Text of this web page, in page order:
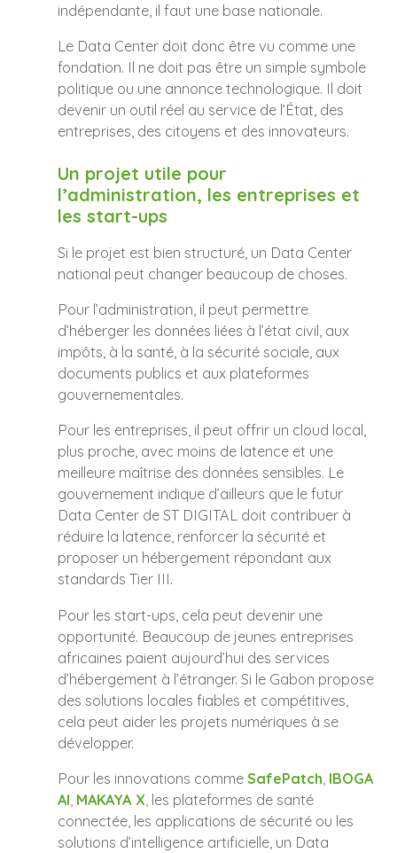
indépendante, il faut une base nationale.
Le Data Center doit donc être vu comme une
fondation. Il ne doit pas être un simple symbole
politique ou une annonce technologique. Il doit
devenir un outil réel au service de l’État, des
entreprises, des citoyens et des innovateurs.
Un projet utile pour
l’administration, les entreprises et
les start-ups
Si le projet est bien structuré, un Data Center
national peut changer beaucoup de choses.
Pour l’administration, il peut permettre
d’héberger les données liées à l’état civil, aux
impôts, à la santé, à la sécurité sociale, aux
documents publics et aux plateformes
gouvernementales.
Pour les entreprises, il peut offrir un cloud local,
plus proche, avec moins de latence et une
meilleure maîtrise des données sensibles. Le
gouvernement indique d’ailleurs que le futur
Data Center de ST DIGITAL doit contribuer à
réduire la latence, renforcer la sécurité et
proposer un hébergement répondant aux
standards Tier III.
Pour les start-ups, cela peut devenir une
opportunité. Beaucoup de jeunes entreprises
africaines paient aujourd’hui des services
d’hébergement à l’étranger. Si le Gabon propose
des solutions locales fiables et compétitives,
cela peut aider les projets numériques à se
développer.
Pour les innovations comme SafePatch IBOGA
AI MAKAYA X les plateformes de santé
connectée, les applications de sécurité ou les
solutions d’intelligence artificielle, un Data